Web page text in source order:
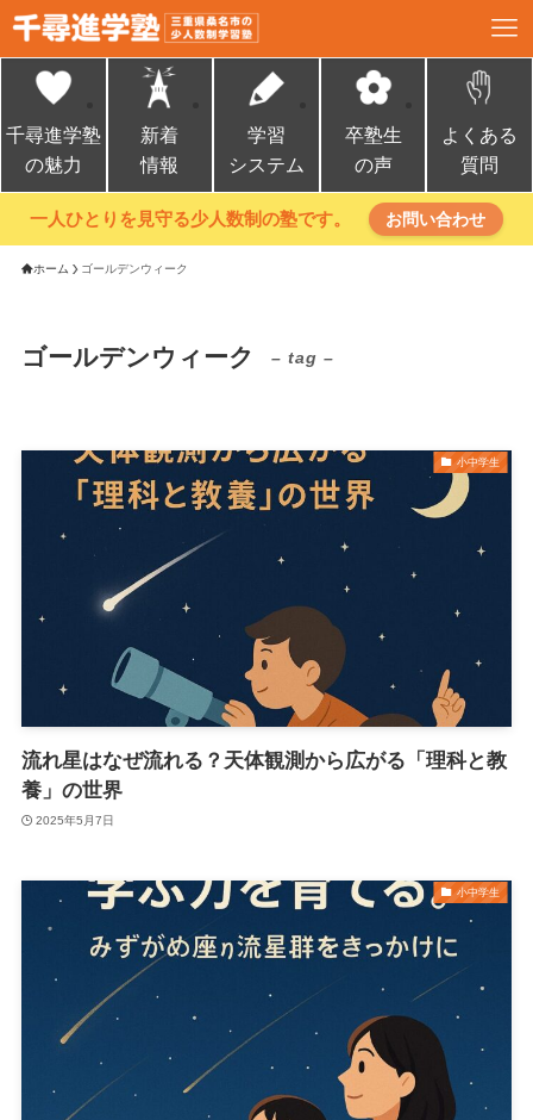
千尋進学塾
の魅力
新着
情報
学習
システム
卒塾生
の声
よくある
質問
一人ひとりを見守る少人数制の塾です。 お問い合わせ
ホーム ゴールデンウィーク
ゴールデンウィーク – tag –
小中学生
流れ星はなぜ流れる？天体観測から広がる「理科と教
養」の世界
2025年5月7日
小中学生